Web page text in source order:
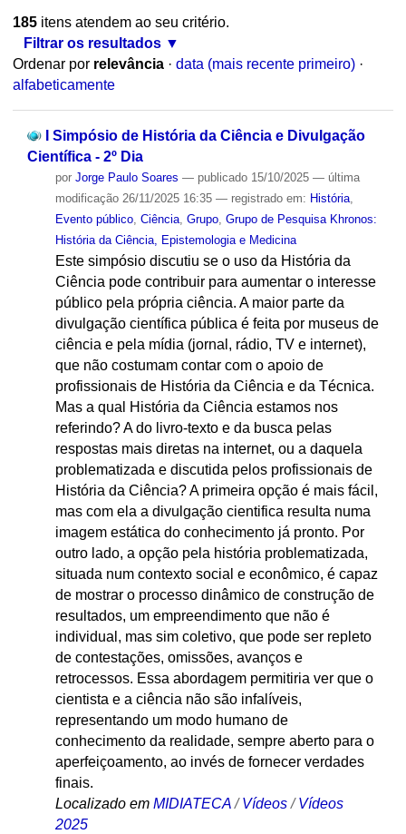
185itens atendem ao seu critério.
Filtrar os resultados
Ordenar por relevância · data (mais recente primeiro) ·
alfabeticamente
I Simpósio de História da Ciência e Divulgação
Científica - 2º Dia
por Jorge Paulo Soares — publicado15/10/2025 — última
modificação26/11/2025 16:35 — registrado em: História,
Evento público, Ciência, Grupo, Grupo de Pesquisa Khronos:
História da Ciência, Epistemologia e Medicina
Este simpósio discutiu se o uso da História da
Ciência pode contribuir para aumentar o interesse
público pela própria ciência. A maior parte da
divulgação científica pública é feita por museus de
ciência e pela mídia (jornal, rádio, TV e internet),
que não costumam contar com o apoio de
profissionais de História da Ciência e da Técnica.
Mas a qual História da Ciência estamos nos
referindo? A do livro-texto e da busca pelas
respostas mais diretas na internet, ou a daquela
problematizada e discutida pelos profissionais de
História da Ciência? A primeira opção é mais fácil,
mas com ela a divulgação cientifica resulta numa
imagem estática do conhecimento já pronto. Por
outro lado, a opção pela história problematizada,
situada num contexto social e econômico, é capaz
de mostrar o processo dinâmico de construção de
resultados, um empreendimento que não é
individual, mas sim coletivo, que pode ser repleto
de contestações, omissões, avanços e
retrocessos. Essa abordagem permitiria ver que o
cientista e a ciência não são infalíveis,
representando um modo humano de
conhecimento da realidade, sempre aberto para o
aperfeiçoamento, ao invés de fornecer verdades
finais.
Localizado em MIDIATECA /Vídeos /Vídeos
2025